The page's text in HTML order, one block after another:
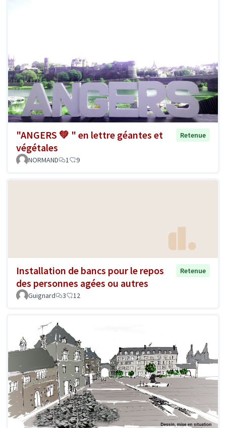
"ANGERS 💚 " en lettre géantes et
végétales
Retenue
NORMAND 1 9
Installation de bancs pour le repos
des personnes agées ou autres
Retenue
Guignard 3 12